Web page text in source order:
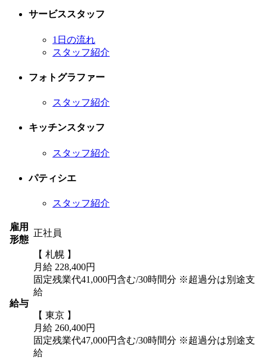
サービススタッフ
1日の流れ
スタッフ紹介
フォトグラファー
スタッフ紹介
キッチンスタッフ
スタッフ紹介
パティシエ
スタッフ紹介
雇用
形態
正社員
給与
【 札幌 】
月給 228,400円
固定残業代41,000円含む/30時間分 ※超過分は別途支
給
【 東京 】
月給 260,400円
固定残業代47,000円含む/30時間分 ※超過分は別途支
給